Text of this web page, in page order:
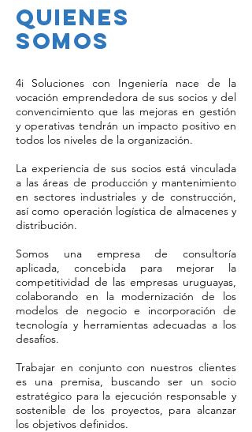
4i Soluciones con Ingeniería nace de la
vocación emprendedora de sus socios y del
convencimiento que las mejoras en gestión
y operativas tendrán un impacto positivo en
todos los niveles de la organización.
La experiencia de sus socios está vinculada
a las áreas de producción y mantenimiento
en sectores industriales y de construcción,
así como operación logística de almacenes y
distribución.
Somos una empresa de consultoría
aplicada, concebida para mejorar la
competitividad de las empresas uruguayas,
colaborando en la modernización de los
modelos de negocio e incorporación de
tecnología y herramientas adecuadas a los
desafíos.
Trabajar en conjunto con nuestros clientes
es una premisa, buscando ser un socio
estratégico para la ejecución responsable y
sostenible de los proyectos, para alcanzar
los objetivos definidos.
QUIENES
SOMOS